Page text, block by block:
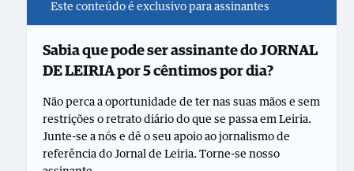
Este conteúdo é exclusivo para assinantes
Sabia que pode ser assinante do JORNAL
DE LEIRIA por 5 cêntimos por dia?
Não perca a oportunidade de ter nas suas mãos e sem
restrições o retrato diário do que se passa em Leiria.
Junte-se a nós e dê o seu apoio ao jornalismo de
referência do Jornal de Leiria. Torne-se nosso